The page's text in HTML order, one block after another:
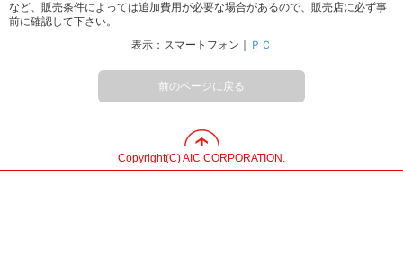
など、販売条件によっては追加費用が必要な場合があるので、販売店に必ず事
前に確認して下さい。
表示：スマートフォン｜
ＰＣ
前のページに戻る
Copyright(C) AIC CORPORATION.